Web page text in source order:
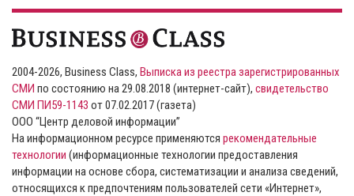
2004-2026, Business Class, Выписка из реестра зарегистрированных
СМИ по состоянию на 29.08.2018 (интернет-сайт), свидетельство
СМИ ПИ59-1143 от 07.02.2017 (газета)
ООО “Центр деловой информации”
На информационном ресурсе применяются рекомендательные
технологии (информационные технологии предоставления
информации на основе сбора, систематизации и анализа сведений,
относящихся к предпочтениям пользователей сети «Интернет»,